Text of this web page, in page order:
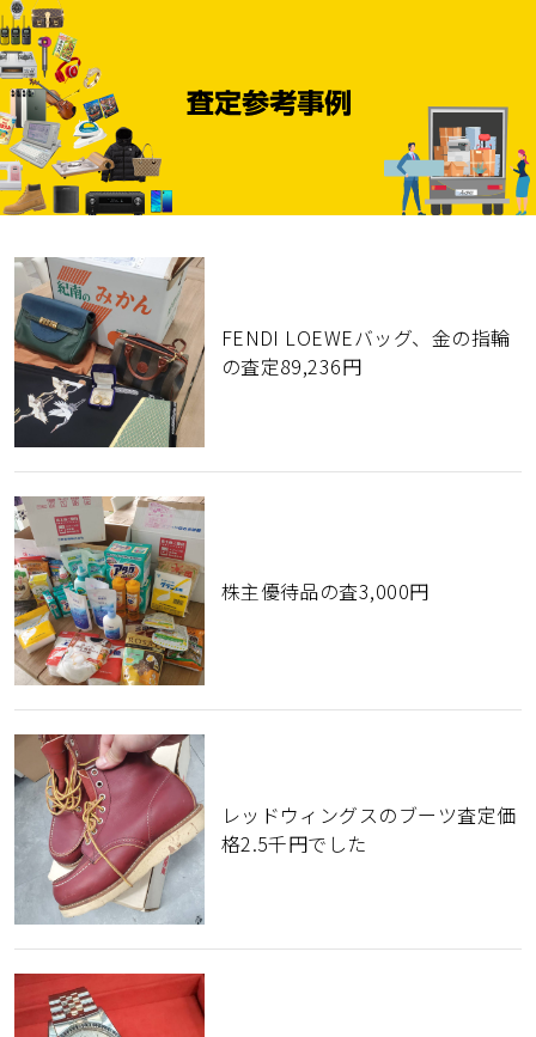
FENDI LOEWEバッグ、金の指輪
の査定89,236円
株主優待品の査3,000円
レッドウィングスのブーツ査定価
格2.5千円でした